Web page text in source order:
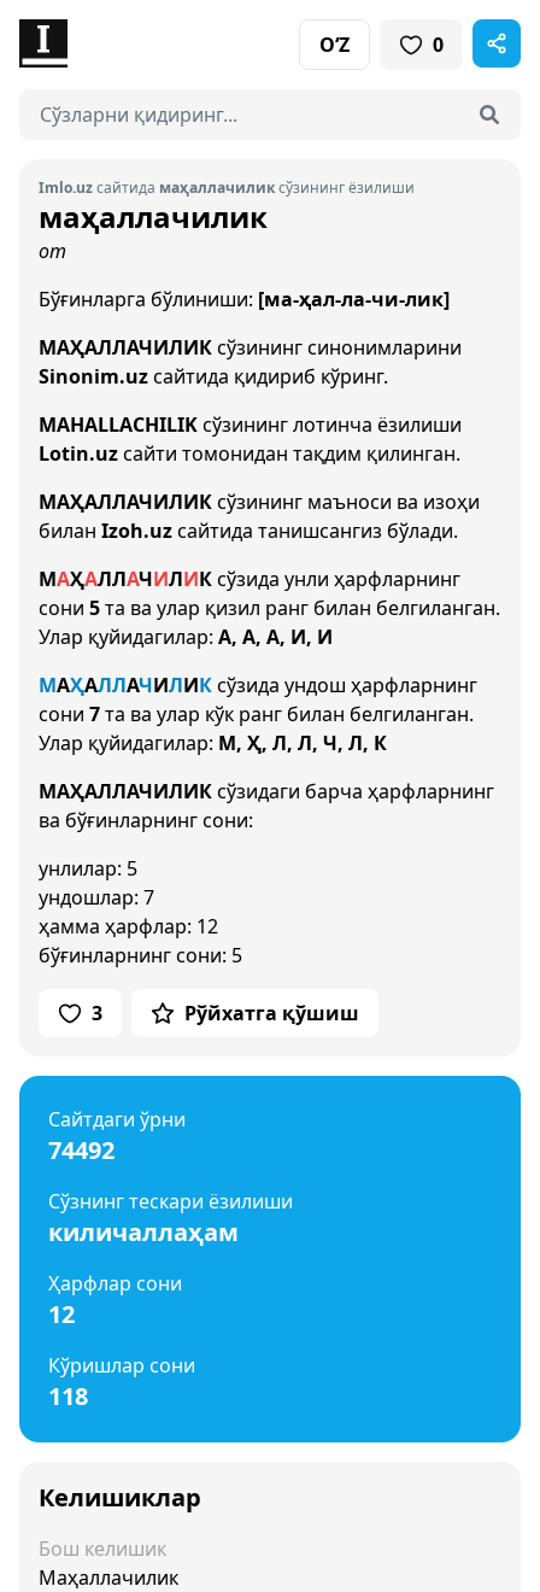
O‘Z 0
Imlo.uzсайтида маҳаллачиликсўзининг ёзилиши
маҳаллачилик
от
Бўғинларга бўлиниши: [ма-ҳал-ла-чи-лик]
МАҲАЛЛАЧИЛИКсўзининг синонимларини
Sinonim.uzсайтида қидириб кўринг.
MAHALLACHILIKсўзининг лотинча ёзилиши
Lotin.uzсайти томонидан тақдим қилинган.
МАҲАЛЛАЧИЛИКсўзининг маъноси ва изоҳи
билан Izoh.uzсайтида танишсангиз бўлади.
МАҲАЛЛАЧИЛИКсўзида унли ҳарфларнинг
сони 5та ва улар қизил ранг билан белгиланган.
Улар қуйидагилар: А, А, А, И, И
МАҲАЛЛАЧИЛИКсўзида ундош ҳарфларнинг
сони 7та ва улар кўк ранг билан белгиланган.
Улар қуйидагилар: М, Ҳ, Л, Л, Ч, Л, К
МАҲАЛЛАЧИЛИКсўзидаги барча ҳарфларнинг
ва бўғинларнинг сони:
унлилар: 5
ундошлар: 7
ҳамма ҳарфлар: 12
бўғинларнинг сони: 5
3 Рўйхатга қўшиш
Сайтдаги ўрни
74492
Сўзнинг тескари ёзилиши
киличаллаҳам
Ҳарфлар сони
12
Кўришлар сони
118
Келишиклар
Бош келишик
Маҳаллачилик